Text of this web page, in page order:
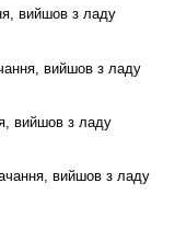
вийшов з ладу
вийшов з ладу
вийшов з ладу
вийшов з ладу